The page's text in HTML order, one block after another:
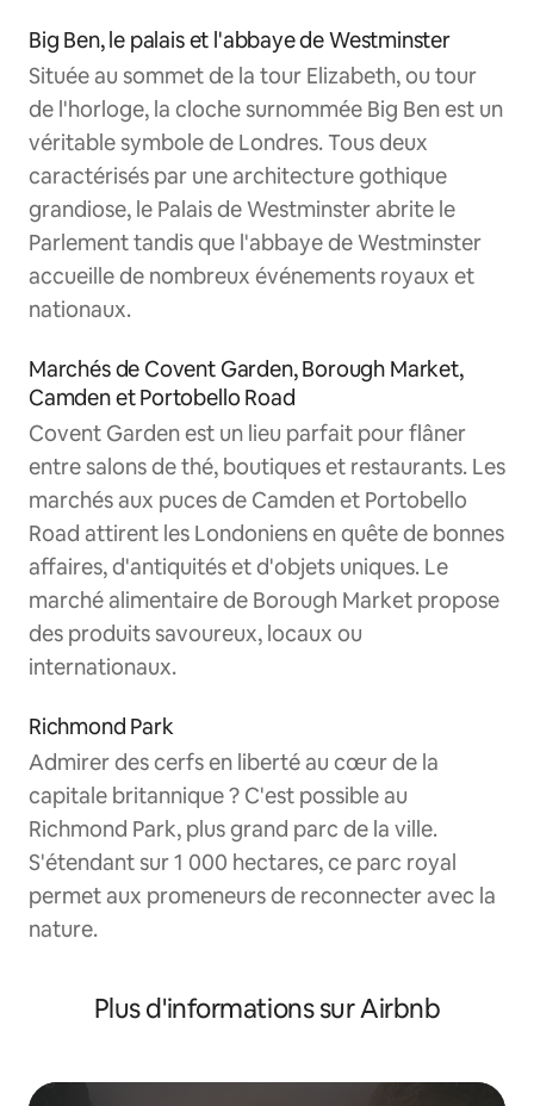
Big Ben, le palais et l'abbaye de Westminster
Située au sommet de la tour Elizabeth, ou tour
de l'horloge, la cloche surnommée Big Ben est un
véritable symbole de Londres. Tous deux
caractérisés par une architecture gothique
grandiose, le Palais de Westminster abrite le
Parlement tandis que l'abbaye de Westminster
accueille de nombreux événements royaux et
nationaux.
Marchés de Covent Garden, Borough Market,
Camden et Portobello Road
Covent Garden est un lieu parfait pour flâner
entre salons de thé, boutiques et restaurants. Les
marchés aux puces de Camden et Portobello
Road attirent les Londoniens en quête de bonnes
affaires, d'antiquités et d'objets uniques. Le
marché alimentaire de Borough Market propose
des produits savoureux, locaux ou
internationaux.
Richmond Park
Admirer des cerfs en liberté au cœur de la
capitale britannique ? C'est possible au
Richmond Park, plus grand parc de la ville.
S'étendant sur 1 000 hectares, ce parc royal
permet aux promeneurs de reconnecter avec la
nature.
Plus d'informations sur Airbnb